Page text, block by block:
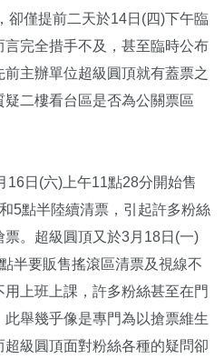
卻僅提前二天於14日(四)下午臨
完全措手不及，甚至臨時公布
主辦單位超級圓頂就有蓋票之
二樓看台區是否為公關票區
16日(六)上午11點28分開始售
5點半陸續清票，引起許多粉絲
。超級圓頂又於3月18日(一)
半要販售搖滾區清票及視線不
上班上課，許多粉絲甚至在門
舉幾乎像是專門為以搶票維生
級圓頂面對粉絲各種的疑問卻